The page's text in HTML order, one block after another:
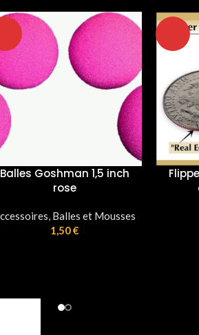
Flipper coin pro gravity-
demi-dollars
Tango Magic
55,00€